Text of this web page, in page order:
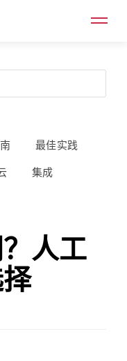
最佳实践
集成
人工